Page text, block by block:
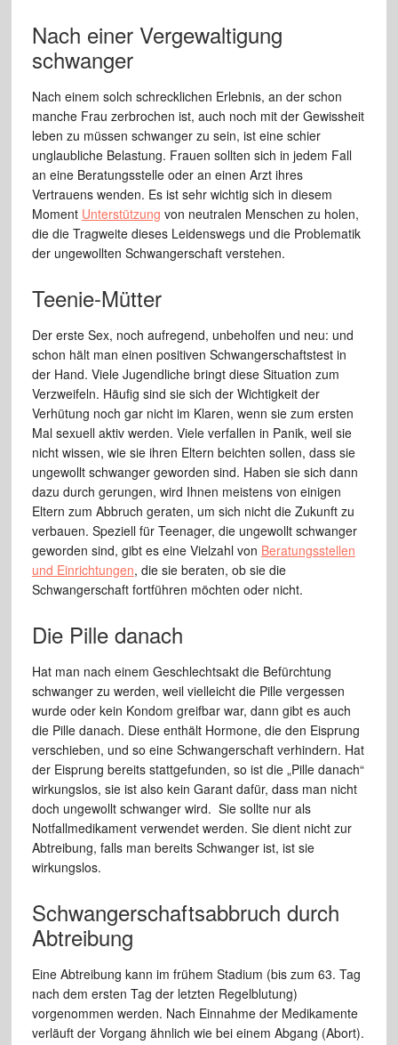
Nach einer Vergewaltigung
schwanger
Nach einem solch schrecklichen Erlebnis, an der schon
manche Frau zerbrochen ist, auch noch mit der Gewissheit
leben zu müssen schwanger zu sein, ist eine schier
unglaubliche Belastung. Frauen sollten sich in jedem Fall
an eine Beratungsstelle oder an einen Arzt ihres
Vertrauens wenden. Es ist sehr wichtig sich in diesem
Moment Unterstützung von neutralen Menschen zu holen,
die die Tragweite dieses Leidenswegs und die Problematik
der ungewollten Schwangerschaft verstehen.
Teenie-Mütter
Der erste Sex, noch aufregend, unbeholfen und neu: und
schon hält man einen positiven Schwangerschaftstest in
der Hand. Viele Jugendliche bringt diese Situation zum
Verzweifeln. Häufig sind sie sich der Wichtigkeit der
Verhütung noch gar nicht im Klaren, wenn sie zum ersten
Mal sexuell aktiv werden. Viele verfallen in Panik, weil sie
nicht wissen, wie sie ihren Eltern beichten sollen, dass sie
ungewollt schwanger geworden sind. Haben sie sich dann
dazu durch gerungen, wird Ihnen meistens von einigen
Eltern zum Abbruch geraten, um sich nicht die Zukunft zu
verbauen. Speziell für Teenager, die ungewollt schwanger
geworden sind, gibt es eine Vielzahl von Beratungsstellen
und Einrichtungen, die sie beraten, ob sie die
Schwangerschaft fortführen möchten oder nicht.
Die Pille danach
Hat man nach einem Geschlechtsakt die Befürchtung
schwanger zu werden, weil vielleicht die Pille vergessen
wurde oder kein Kondom greifbar war, dann gibt es auch
die Pille danach. Diese enthält Hormone, die den Eisprung
verschieben, und so eine Schwangerschaft verhindern. Hat
der Eisprung bereits stattgefunden, so ist die „Pille danach“
wirkungslos, sie ist also kein Garant dafür, dass man nicht
doch ungewollt schwanger wird. Sie sollte nur als
Notfallmedikament verwendet werden. Sie dient nicht zur
Abtreibung, falls man bereits Schwanger ist, ist sie
wirkungslos.
Schwangerschaftsabbruch durch
Abtreibung
Eine Abtreibung kann im frühem Stadium (bis zum 63. Tag
nach dem ersten Tag der letzten Regelblutung)
vorgenommen werden. Nach Einnahme der Medikamente
verläuft der Vorgang ähnlich wie bei einem Abgang (Abort).